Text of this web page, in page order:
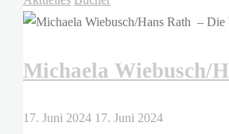
–
intersektional"
Michaela Wiebusch/
17. Juni 2024 17. Juni 2024